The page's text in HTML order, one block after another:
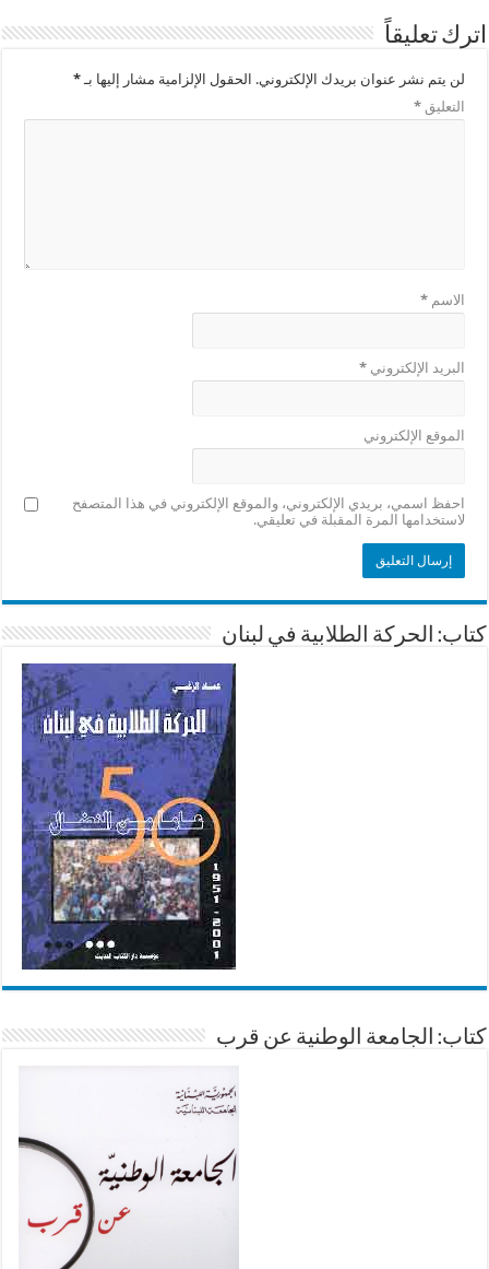
اترك تعليقاً
لن يتم نشر عنوان بريدك الإلكتروني. الحقول الإلزامية مشار إليها بـ*
التعليق*
الاسم*
البريد الإلكتروني*
الموقع الإلكتروني
احفظ اسمي، بريدي الإلكتروني، والموقع الإلكتروني في هذا المتصفح
لاستخدامها المرة المقبلة في تعليقي.
كتاب: الحركة الطلابية في لبنان
كتاب: الجامعة الوطنية عن قرب